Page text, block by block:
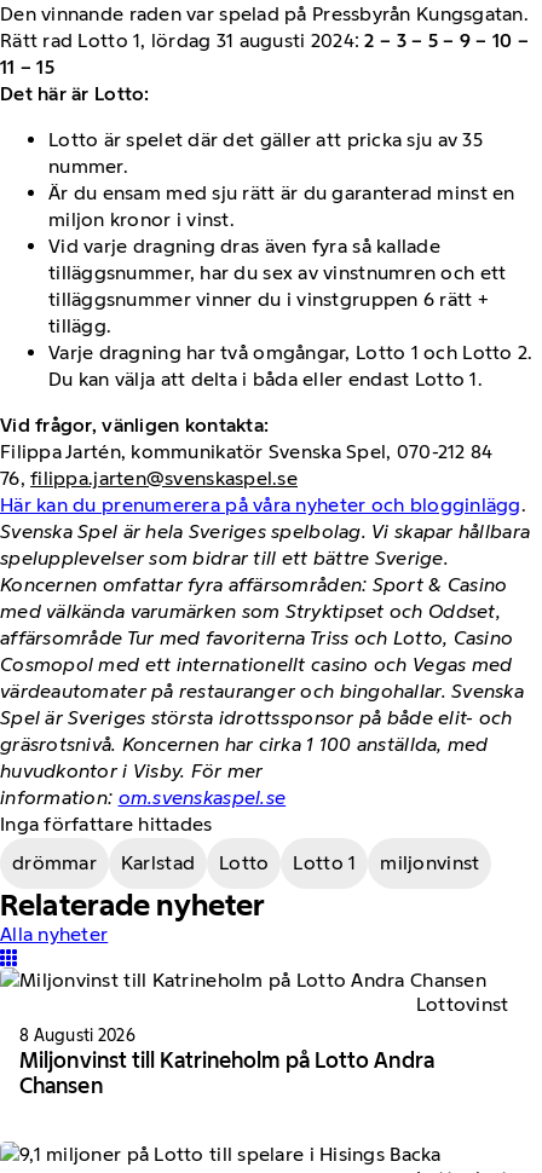
Den vinnande raden var spelad på Pressbyrån Kungsgatan.
Rätt rad Lotto 1, lördag 31 augusti 2024:2 – 3 – 5 – 9 – 10 –
11 – 15
Det här är Lotto:
Lotto är spelet där det gäller att pricka sju av 35
nummer.
Är du ensam med sju rätt är du garanterad minst en
miljon kronor i vinst.
Vid varje dragning dras även fyra så kallade
tilläggsnummer, har du sex av vinstnumren och ett
tilläggsnummer vinner du i vinstgruppen 6 rätt +
tillägg.
Varje dragning har två omgångar, Lotto 1 och Lotto 2.
Du kan välja att delta i båda eller endast Lotto 1.
Vid frågor, vänligen kontakta:
Filippa Jartén, kommunikatör Svenska Spel, 070-212 84
76,filippa.jarten@svenskaspel.se
Här kan du prenumerera på våra nyheter och blogginlägg.
Svenska Spel är hela Sveriges spelbolag. Vi skapar hållbara
spelupplevelser som bidrar till ett bättre Sverige.
Koncernen omfattar fyra affärsområden: Sport & Casino
med välkända varumärken som Stryktipset och Oddset,
affärsområde Tur med favoriterna Triss och Lotto, Casino
Cosmopol med ett internationellt casino och Vegas med
värdeautomater på restauranger och bingohallar. Svenska
Spel är Sveriges största idrottssponsor på både elit- och
gräsrotsnivå. Koncernen har cirka 1 100 anställda, med
huvudkontor i Visby. För mer
information: om.svenskaspel.se
Inga författare hittades
drömmar
Karlstad Lotto Lotto 1 miljonvinst
Relaterade nyheter
Alla nyheter
Lottovinst
8 Augusti 2026
Miljonvinst till Katrineholm på Lotto Andra
Chansen